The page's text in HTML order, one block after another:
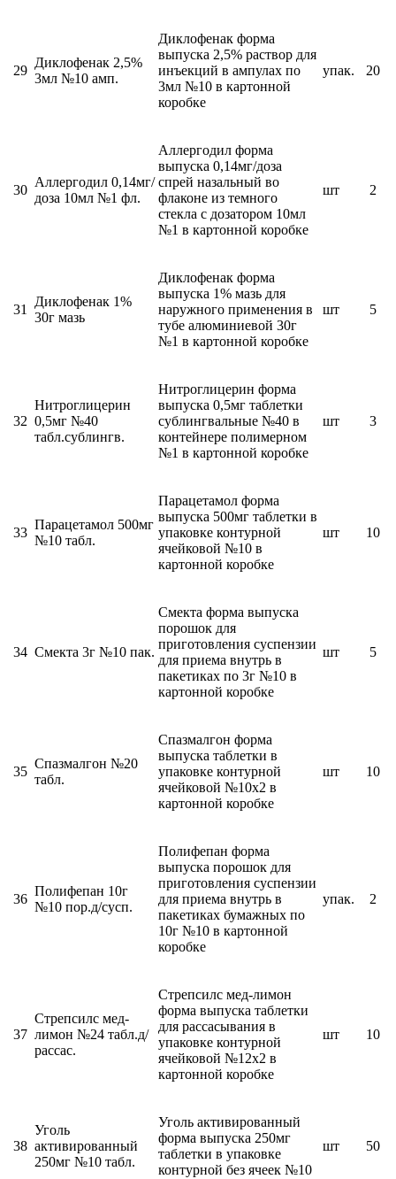
29
Диклофенак 2,5%
3мл №10 амп.
Диклофенак форма
выпуска 2,5% раствор для
инъекций в ампулах по
3мл №10 в картонной
коробке
упак. 20
30
Аллергодил 0,14мг/
доза 10мл №1 фл.
Аллергодил форма
выпуска 0,14мг/доза
спрей назальный во
флаконе из темного
стекла с дозатором 10мл
№1 в картонной коробке
шт 2
31
Диклофенак 1%
30г мазь
Диклофенак форма
выпуска 1% мазь для
наружного применения в
тубе алюминиевой 30г
№1 в картонной коробке
шт 5
32
Нитроглицерин
0,5мг №40
табл.сублингв.
Нитроглицерин форма
выпуска 0,5мг таблетки
сублингвальные №40 в
контейнере полимерном
№1 в картонной коробке
шт 3
33
Парацетамол 500мг
№10 табл.
Парацетамол форма
выпуска 500мг таблетки в
упаковке контурной
ячейковой №10 в
картонной коробке
шт 10
34 Смекта 3г №10 пак.
Смекта форма выпуска
порошок для
приготовления суспензии
для приема внутрь в
пакетиках по 3г №10 в
картонной коробке
шт 5
35
Спазмалгон №20
табл.
Спазмалгон форма
выпуска таблетки в
упаковке контурной
ячейковой №10х2 в
картонной коробке
шт 10
36
Полифепан 10г
№10 пор.д/сусп.
Полифепан форма
выпуска порошок для
приготовления суспензии
для приема внутрь в
пакетиках бумажных по
10г №10 в картонной
коробке
упак. 2
37
Стрепсилс мед-
лимон №24 табл.д/
рассас.
Стрепсилс мед-лимон
форма выпуска таблетки
для рассасывания в
упаковке контурной
ячейковой №12х2 в
картонной коробке
шт 10
38
Уголь
активированный
250мг №10 табл.
Уголь активированный
форма выпуска 250мг
таблетки в упаковке
контурной без ячеек №10
шт 50